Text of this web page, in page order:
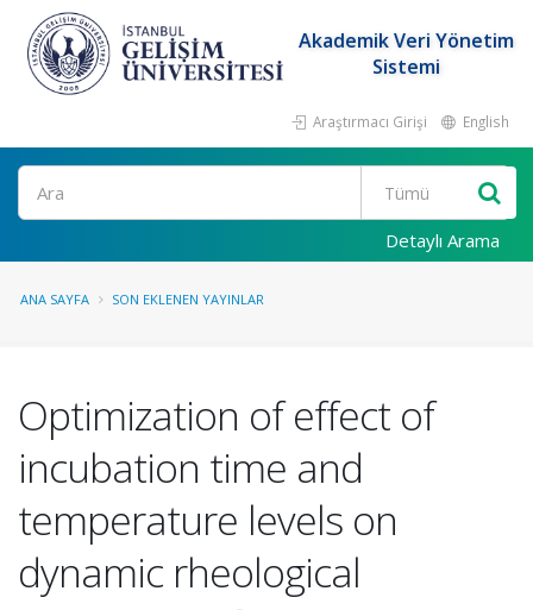
Akademik Veri Yönetim
Sistemi
Araştırmacı Girişi English
Ara
Detaylı Arama
ANA SAYFA SON EKLENEN YAYINLAR
Optimization of effect of
incubation time and
temperature levels on
dynamic rheological